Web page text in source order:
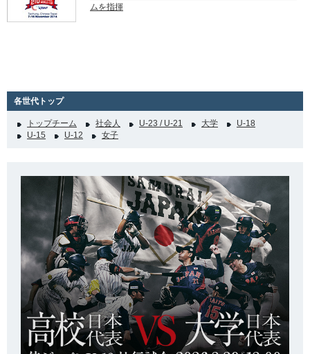
ムを指揮
各世代トップ
トップチーム 社会人 U-23 / U-21 大学
U-18
U-15
U-12 女子